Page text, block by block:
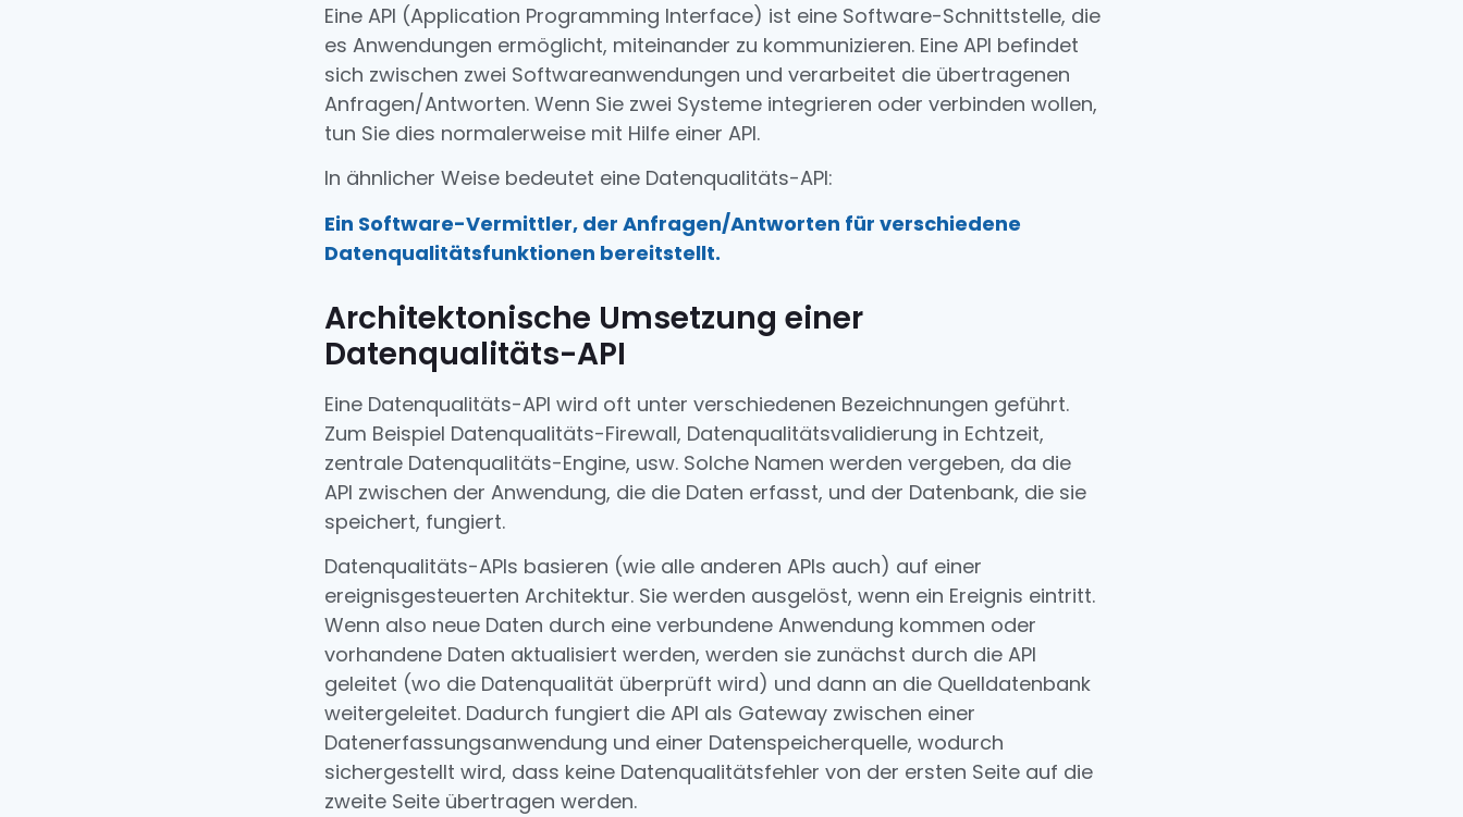
Eine API (Application Programming Interface) ist eine Software-Schnittstelle, die
es Anwendungen ermöglicht, miteinander zu kommunizieren. Eine API befindet
sich zwischen zwei Softwareanwendungen und verarbeitet die übertragenen
Anfragen/Antworten. Wenn Sie zwei Systeme integrieren oder verbinden wollen,
tun Sie dies normalerweise mit Hilfe einer API.
In ähnlicher Weise bedeutet eine Datenqualitäts-API:
Ein Software-Vermittler, der Anfragen/Antworten für verschiedene
Datenqualitätsfunktionen bereitstellt.
Architektonische Umsetzung einer
Datenqualitäts-API
Eine Datenqualitäts-API wird oft unter verschiedenen Bezeichnungen geführt.
Zum Beispiel Datenqualitäts-Firewall, Datenqualitätsvalidierung in Echtzeit,
zentrale Datenqualitäts-Engine, usw. Solche Namen werden vergeben, da die
API zwischen der Anwendung, die die Daten erfasst, und der Datenbank, die sie
speichert, fungiert.
Datenqualitäts-APIs basieren (wie alle anderen APIs auch) auf einer
ereignisgesteuerten Architektur. Sie werden ausgelöst, wenn ein Ereignis eintritt.
Wenn also neue Daten durch eine verbundene Anwendung kommen oder
vorhandene Daten aktualisiert werden, werden sie zunächst durch die API
geleitet (wo die Datenqualität überprüft wird) und dann an die Quelldatenbank
weitergeleitet. Dadurch fungiert die API als Gateway zwischen einer
Datenerfassungsanwendung und einer Datenspeicherquelle, wodurch
sichergestellt wird, dass keine Datenqualitätsfehler von der ersten Seite auf die
zweite Seite übertragen werden.